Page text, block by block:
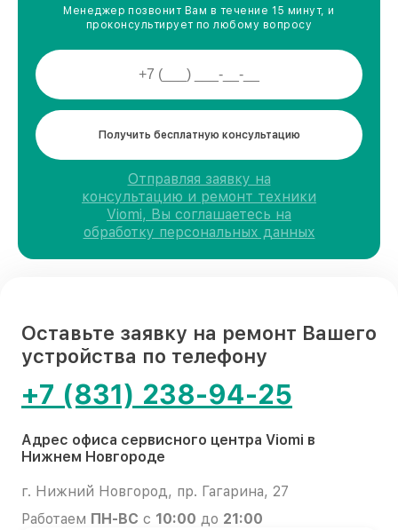
Менеджер позвонит Вам в течение 15 минут, и
проконсультирует по любому вопросу
Получить бесплатную консультацию
Отправляя заявку на
консультацию и ремонт техники
Viomi, Вы соглашаетесь на
обработку персональных данных
Оставьте заявку на ремонт Вашего
устройства по телефону
+7 (831) 238-94-25
Адрес офиса сервисного центра Viomi в
Нижнем Новгороде
г. Нижний Новгород, пр. Гагарина, 27
Работаем ПН-ВС с 10:00 до 21:00